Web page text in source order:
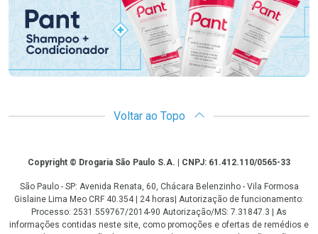
Voltar ao Topo
CopyrightCopyright © Drogaria São Paulo S.A. | CNPJ: 61.412.110/0565-33
São Paulo - SP: Avenida Renata, 60, Chácara Belenzinho - Vila Formosa
Gislaine Lima Meo CRF 40.354 | 24 horas| Autorização de funcionamento:
Processo: 2531.559767/2014-90 Autorização/MS: 7.31847.3 | As
informações contidas neste site, como promoções e ofertas de remédios e